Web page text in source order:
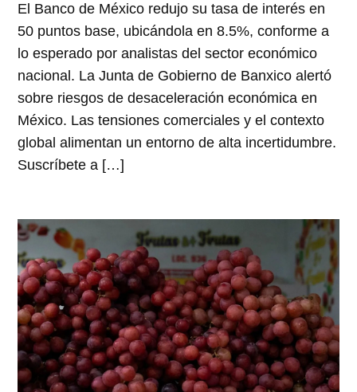
El Banco de México redujo su tasa de interés en
50 puntos base, ubicándola en 8.5%, conforme a
lo esperado por analistas del sector económico
nacional. La Junta de Gobierno de Banxico alertó
sobre riesgos de desaceleración económica en
México. Las tensiones comerciales y el contexto
global alimentan un entorno de alta incertidumbre.
Suscríbete a […]